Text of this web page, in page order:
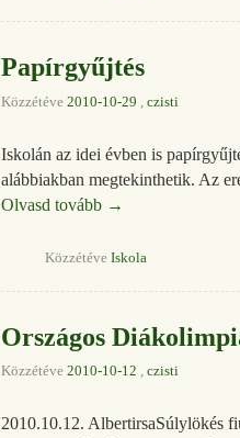
Papírgyűjtés
Közzétéve 2010-10-29 czisti
Iskolán az idei évben is
alábbiakban megtekinthetik. Az
Olvasd tovább →
Közzétéve Iskola
Országos
Közzétéve 2010-10-12 , czisti
2010.10.12. AlbertirsaSúlylökés